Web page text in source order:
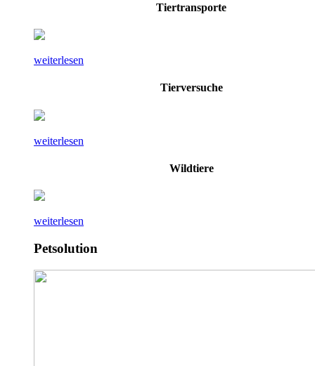
Tiertransporte
weiterlesen
Tierversuche
weiterlesen
Wildtiere
weiterlesen
Petsolution